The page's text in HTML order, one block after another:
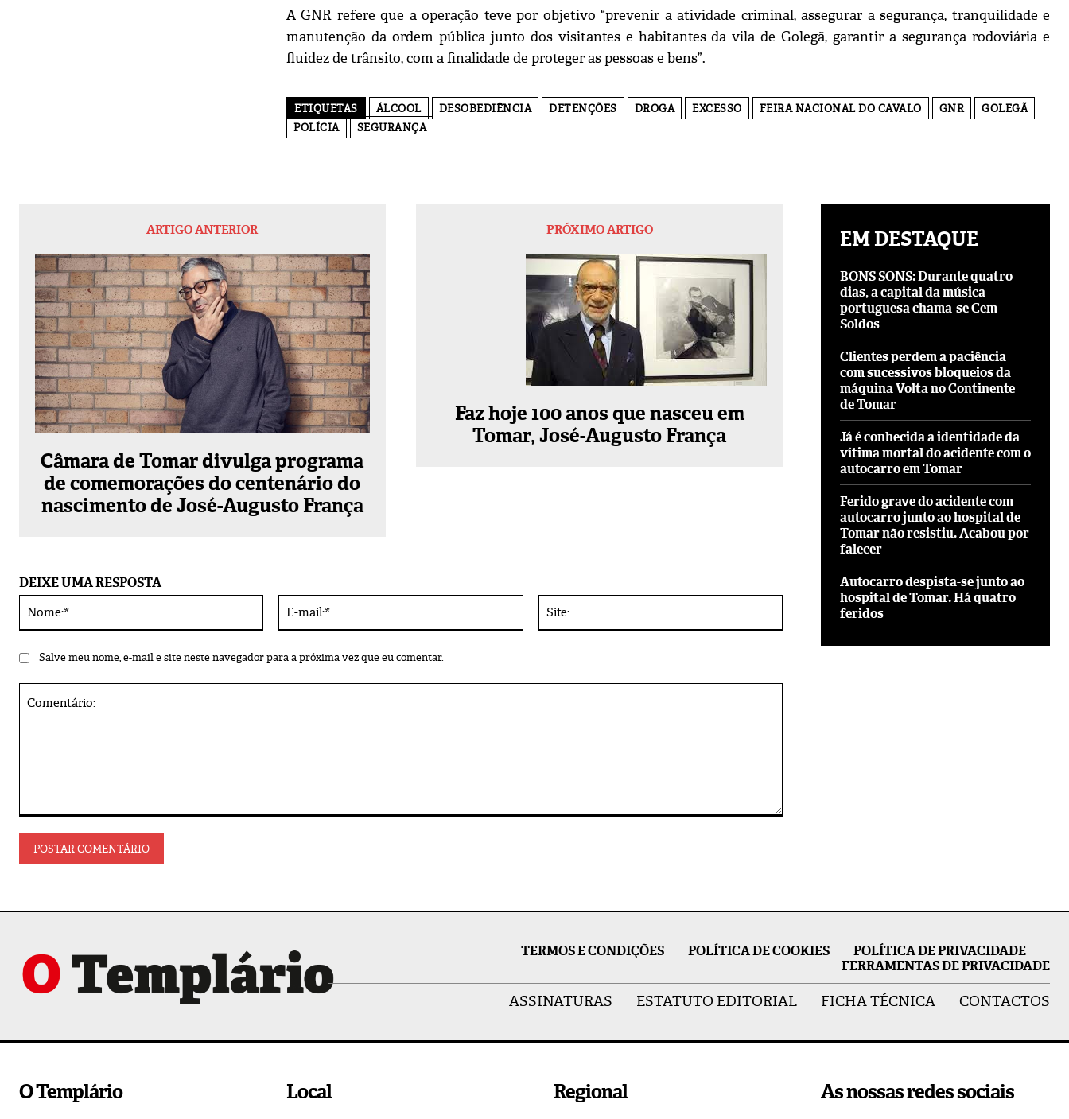
A GNR refere que a operação teve por objetivo “prevenir a atividade criminal, assegurar a segurança, tranquilidade e
manutenção da ordem pública junto dos visitantes e habitantes da vila de Golegã, garantir a segurança rodoviária e
fluidez de trânsito, com a finalidade de proteger as pessoas e bens”.
ETIQUETAS ÁLCOOL DESOBEDIÊNCIA DETENÇÕES DROGA EXCESSO FEIRA NACIONAL DO CAVALO GNR
GOLEGÃ
POLÍCIA
SEGURANÇA
ARTIGO ANTERIOR
Câmara de Tomar divulga programa
de comemorações do centenário do
nascimento de José-Augusto França
PRÓXIMO ARTIGO
Faz hoje 100 anos que nasceu em
Tomar, José-Augusto França
DEIXE UMA RESPOSTA
mail:*
Salve meu nome, e-mail e site neste navegador para a próxima vez que eu comentar.
EM DESTAQUE
BONS SONS: Durante quatro
dias, a capital da música
portuguesa chama-se Cem
Soldos
Clientes perdem a paciência
com sucessivos bloqueios da
máquina Volta no Continente
de Tomar
Já é conhecida a identidade da
vítima mortal do acidente com o
autocarro em Tomar
Ferido grave do acidente com
autocarro junto ao hospital de
Tomar não resistiu. Acabou por
falecer
Autocarro despista-se junto ao
hospital de Tomar. Há quatro
feridos
TERMOS E CONDIÇÕES POLÍTICA DE COOKIES
POLÍTICA DE PRIVACIDADE
FERRAMENTAS DE PRIVACIDADE
ASSINATURAS ESTATUTO EDITORIAL FICHA TÉCNICA CONTACTOS
O Templário Local Regional As nossas redes sociais